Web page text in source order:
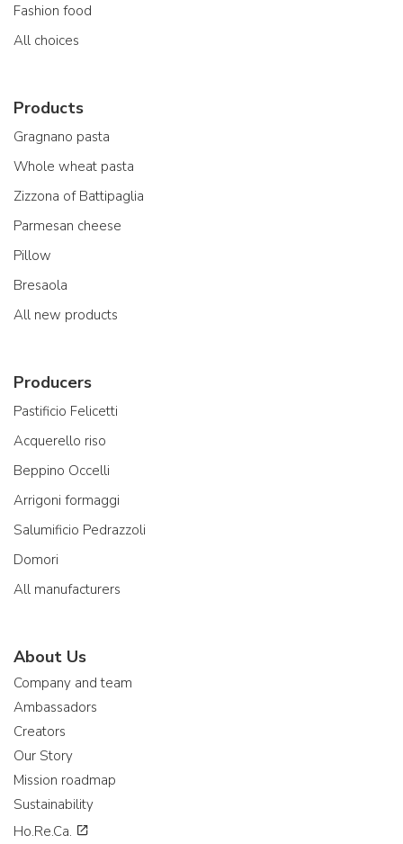
Fashion food
All choices
Products
Gragnano pasta
Whole wheat pasta
Zizzona of Battipaglia
Parmesan cheese
Pillow
Bresaola
All new products
Producers
Pastificio Felicetti
Acquerello riso
Beppino Occelli
Arrigoni formaggi
Salumificio Pedrazzoli
Domori
All manufacturers
About Us
Company and team
Ambassadors
Creators
Our Story
Mission roadmap
Sustainability
Ho.Re.Ca.